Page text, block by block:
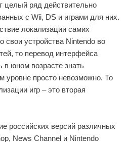
целый ряд действительно
с Wii, DS и играми для них.
локализации самих
свои устройства Nintendo во
то перевод интерфейса
в юном возрасте знать
уровне просто невозможно. То
игр – это вторая
российских версий различных
News Channel и Nintendo